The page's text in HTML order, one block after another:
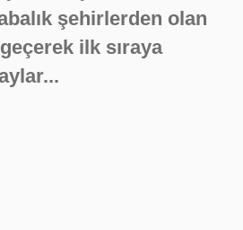
şehirlerden olan
ilk sıraya